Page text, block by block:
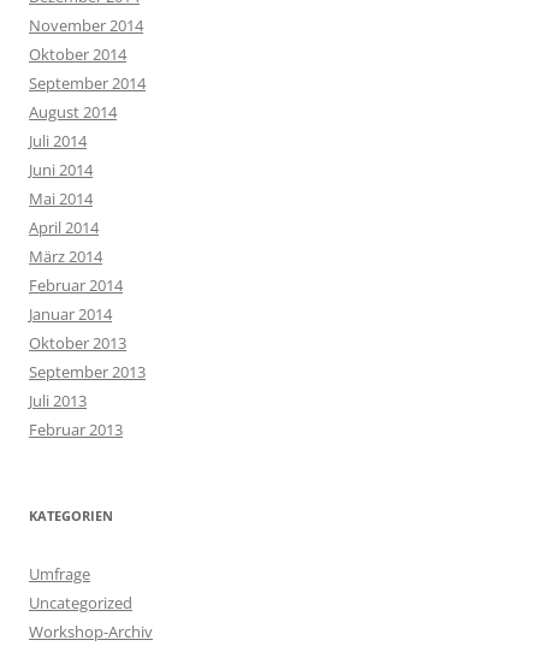
November 2014
Oktober 2014
September 2014
August 2014
Juli 2014
Juni 2014
Mai 2014
April 2014
März 2014
Februar 2014
Januar 2014
Oktober 2013
September 2013
Juli 2013
Februar 2013
KATEGORIEN
Umfrage
Uncategorized
Workshop-Archiv